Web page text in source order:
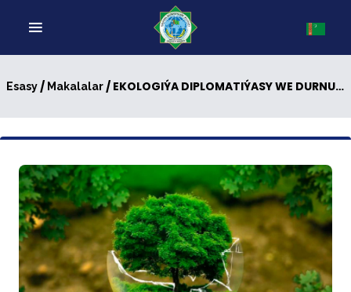
Esasy/ Makalalar/ EKOLOGIÝA DIPLOMATIÝASY WE DURNUKLY GELJEK: 5-NJI IÝUN — DAŞKY GURŞAWY GORAMAGYŇ BÜTINDÜNÝÄ GÜNI